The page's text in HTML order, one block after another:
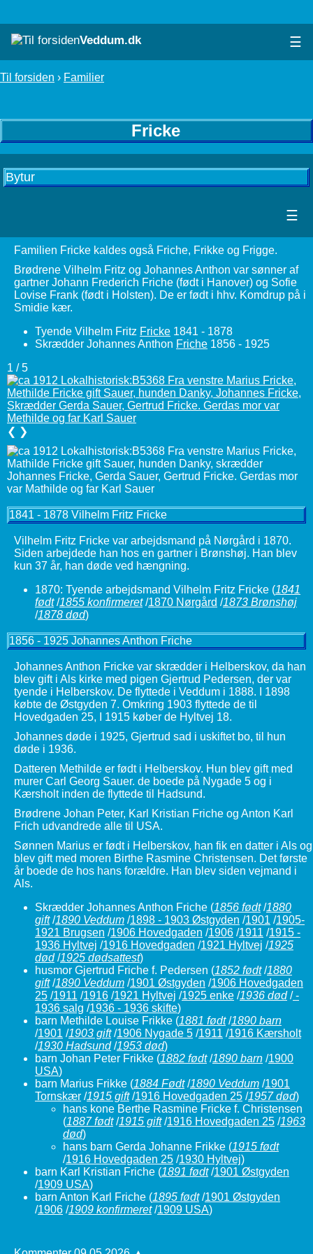
Veddum.dk ☰
Til forsiden › Familier
Fricke
Bytur
☰
Familien Fricke kaldes også Friche, Frikke og Frigge.
Brødrene Vilhelm Fritz og Johannes Anthon var sønner af
gartner Johann Frederich Friche (født i Hanover) og Sofie
Lovise Frank (født i Holsten). De er født i hhv. Komdrup på i
Smidie kær.
Tyende Vilhelm Fritz Fricke 1841 - 1878
Skrædder Johannes Anthon Friche 1856 - 1925
1 / 5
❮ ❯
1841 - 1878 Vilhelm Fritz Fricke
Vilhelm Fritz Fricke var arbejdsmand på Nørgård i 1870.
Siden arbejdede han hos en gartner i Brønshøj. Han blev
kun 37 år, han døde ved hængning.
1870: Tyende arbejdsmand Vilhelm Fritz Fricke (1841
født/1855 konfirmeret/1870 Nørgård /1873 Brønshøj
/1878 død)
1856 - 1925 Johannes Anthon Friche
Johannes Anthon Fricke var skrædder i Helberskov, da han
blev gift i Als kirke med pigen Gjertrud Pedersen, der var
tyende i Helberskov. De flyttede i Veddum i 1888. I 1898
købte de Østgyden 7. Omkring 1903 flyttede de til
Hovedgaden 25, I 1915 køber de Hyltvej 18.
Johannes døde i 1925, Gjertrud sad i uskiftet bo, til hun
døde i 1936.
Datteren Methilde er født i Helberskov. Hun blev gift med
murer Carl Georg Sauer. de boede på Nygade 5 og i
Kærsholt inden de flyttede til Hadsund.
Brødrene Johan Peter, Karl Kristian Friche og Anton Karl
Frich udvandrede alle til USA.
Sønnen Marius er født i Helberskov, han fik en datter i Als og
blev gift med moren Birthe Rasmine Christensen. Det første
år boede de hos hans forældre. Han blev siden vejmand i
Als.
Skrædder Johannes Anthon Friche (1856 født/1880
gift/1890 Veddum /1898 - 1903 Østgyden /1901 /1905-
1921 Brugsen /1906 Hovedgaden /1906 /1911 /1915 -
1936 Hyltvej /1916 Hovedgaden /1921 Hyltvej /1925
død/1925 dødsattest)
husmor Gjertrud Friche f. Pedersen (1852 født/1880
gift/1890 Veddum /1901 Østgyden /1906 Hovedgaden
25 /1911 /1916 /1921 Hyltvej /1925 enke /1936 død/-
1936 salg /1936 - 1936 skifte)
barn Methilde Louise Frikke (1881 født/1890 barn
/1901 /1903 gift/1906 Nygade 5 /1911 /1916 Kærsholt
/1930 Hadsund/1953 død)
barn Johan Peter Frikke (1882 født/1890 barn /1900
USA)
barn Marius Frikke (1884 Født/1890 Veddum /1901
Tornskær /1915 gift/1916 Hovedgaden 25 /1957 død)
hans kone Berthe Rasmine Fricke f. Christensen
(1887 født/1915 gift/1916 Hovedgaden 25 /1963
død)
hans barn Gerda Johanne Frikke (1915 født
/1916 Hovedgaden 25 /1930 Hyltvej)
barn Karl Kristian Friche (1891 født/1901 Østgyden
/1909 USA)
barn Anton Karl Friche (1895 født/1901 Østgyden
/1906 /1909 konfirmeret/1909 USA)